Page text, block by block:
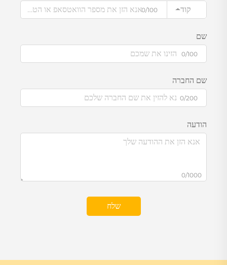
קוד
0/100
שם
0/100
שם החברה
0/200
הודעה
0/1000
שלח